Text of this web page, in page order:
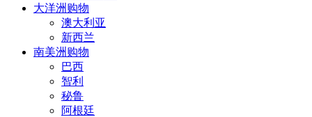
大洋洲购物
澳大利亚
新西兰
南美洲购物
巴西
智利
秘鲁
阿根廷